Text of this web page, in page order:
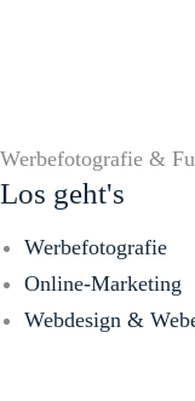
Werbefotografie &
Los geht's
Werbefotografie
Online-Marketing
Webdesign &